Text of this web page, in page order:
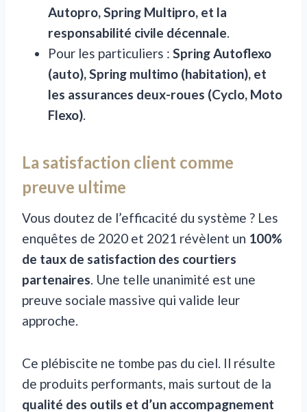
Autopro, Spring Multipro, et la
responsabilité civile décennale.
Pour les particuliers : Spring Autoflexo
(auto), Spring multimo (habitation), et
les assurances deux-roues (Cyclo, Moto
Flexo).
La satisfaction client comme
preuve ultime
Vous doutez de l’efficacité du système ? Les
enquêtes de 2020 et 2021 révèlent un 100%
de taux de satisfaction des courtiers
partenaires. Une telle unanimité est une
preuve sociale massive qui valide leur
approche.
Ce plébiscite ne tombe pas du ciel. Il résulte
de produits performants, mais surtout de la
qualité des outils et d’un accompagnement